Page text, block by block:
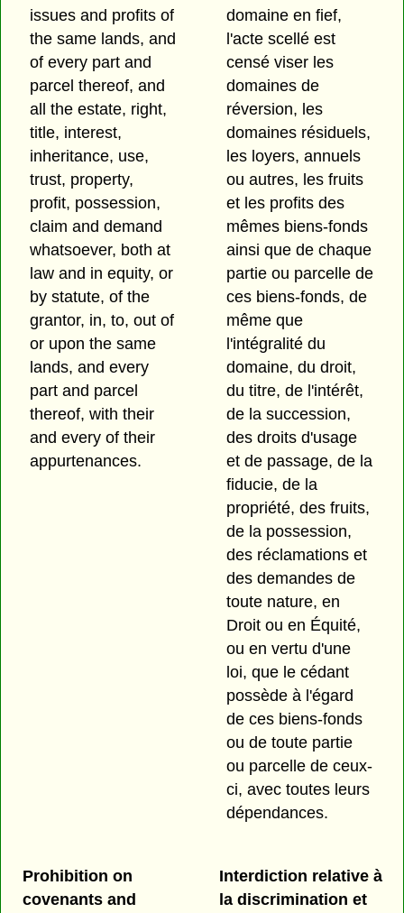
issues and profits of
the same lands, and
of every part and
parcel thereof, and
all the estate, right,
title, interest,
inheritance, use,
trust, property,
profit, possession,
claim and demand
whatsoever, both at
law and in equity, or
by statute, of the
grantor, in, to, out of
or upon the same
lands, and every
part and parcel
thereof, with their
and every of their
appurtenances.
domaine en fief,
l'acte scellé est
censé viser les
domaines de
réversion, les
domaines résiduels,
les loyers, annuels
ou autres, les fruits
et les profits des
mêmes biens-fonds
ainsi que de chaque
partie ou parcelle de
ces biens-fonds, de
même que
l'intégralité du
domaine, du droit,
du titre, de l'intérêt,
de la succession,
des droits d'usage
et de passage, de la
fiducie, de la
propriété, des fruits,
de la possession,
des réclamations et
des demandes de
toute nature, en
Droit ou en Équité,
ou en vertu d'une
loi, que le cédant
possède à l'égard
de ces biens-fonds
ou de toute partie
ou parcelle de ceux-
ci, avec toutes leurs
dépendances.
Prohibition on
covenants and
Interdiction relative à
la discrimination et